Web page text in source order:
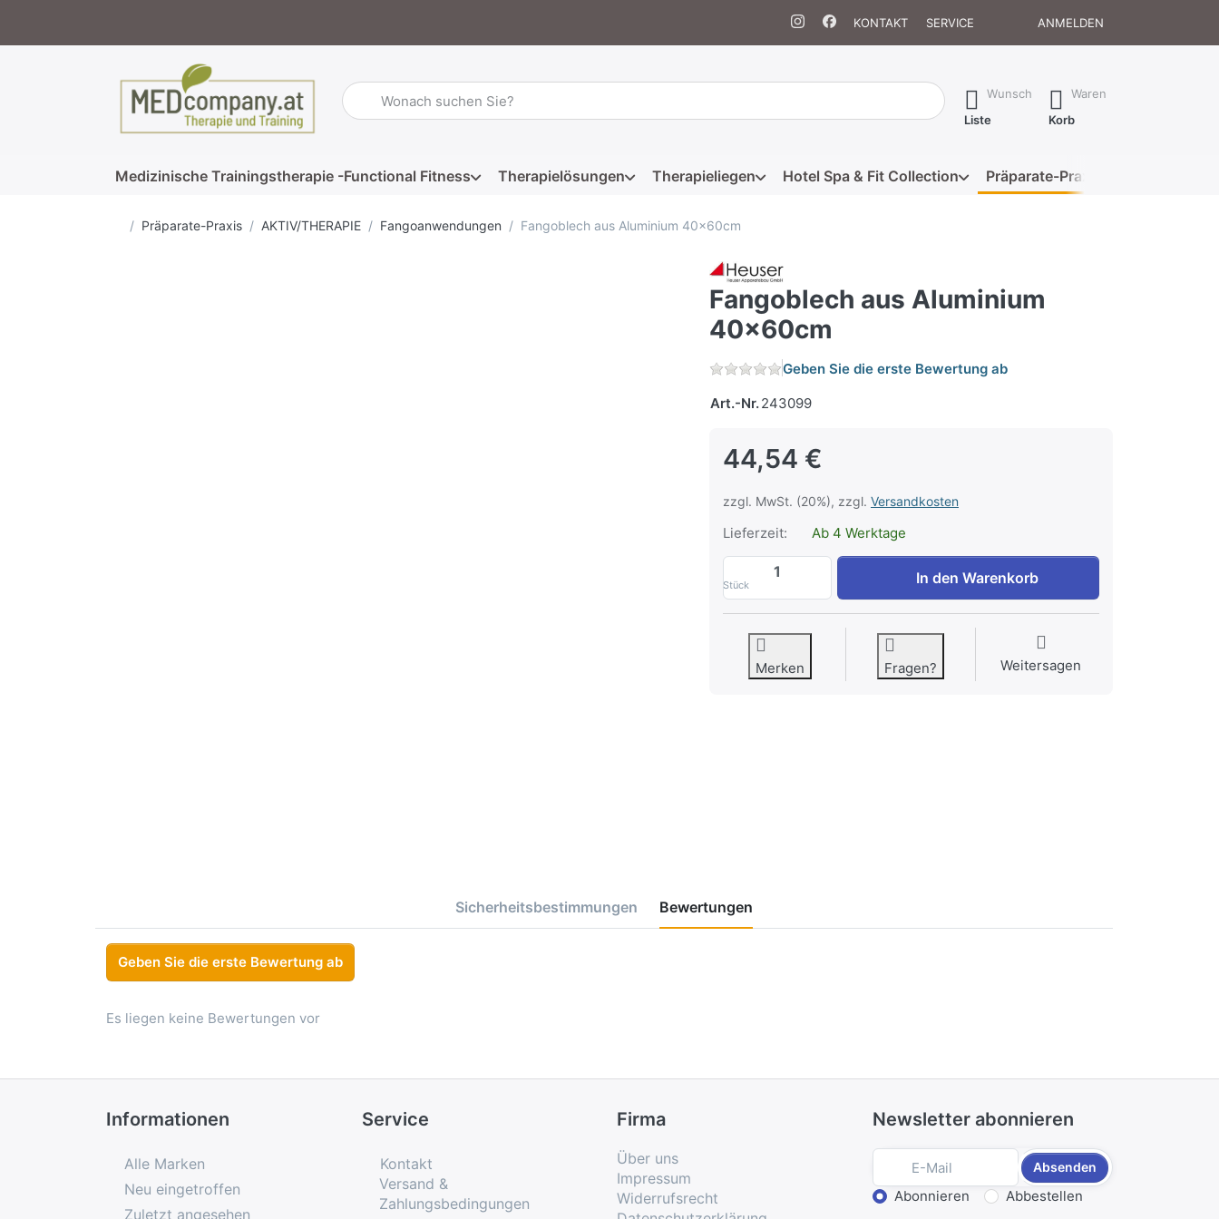
KONTAKT SERVICE ANMELDEN
Geben Sie einen Suchbegriff ein. Während Sie tippen, erscheinen automatisch erste Ergebnisse. Drücken Sie die Eingabetaste, um alle
Wunsch
Liste
Waren
Korb
Medizinische Trainingstherapie -Functional Fitness Therapielösungen Therapieliegen Hotel Spa & Fit Collection Präparate-Praxis
Startseite
Präparate-Praxis AKTIV/THERAPIE Fangoanwendungen Fangoblech aus Aluminium 40x60cm
Fangoblech aus Aluminium
40x60cm
Geben Sie die erste Bewertung ab
Art.-Nr.243099
44,54 €
zzgl. MwSt. (20%), zzgl. Versandkosten
Lieferzeit: Ab 4 Werktage
Stück
Fangoblech aus Aluminium 40x60cm zu 44,54 €, Menge 1.
In den Warenkorb
Merken Fragen? Weitersagen
Sicherheitsbestimmungen Bewertungen
Geben Sie die erste Bewertung ab
Es liegen keine Bewertungen vor
Informationen
Alle Marken
Neu eingetroffen
Zuletzt angesehen
Service
Kontakt
Versand &
Zahlungsbedingungen
Firma
Über uns
Impressum
Widerrufsrecht
Newsletter abonnieren
Absenden
Aktion wählen
Abonnieren Abbestellen